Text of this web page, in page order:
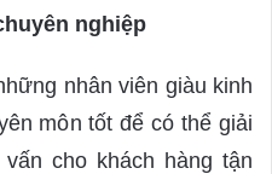
nghiệp
nhân viên giàu kinh
môn tốt để có thể giải
cho khách hàng tận